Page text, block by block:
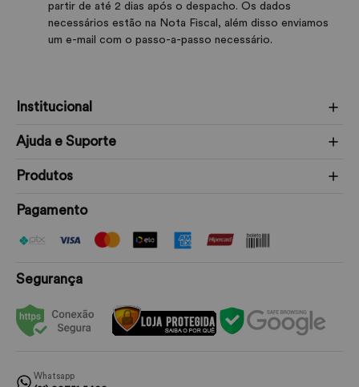
partir de até 2 dias após o despacho. Os dados
necessários estão na Nota Fiscal, além disso enviamos
um e-mail com o passo-a-passo necessário.
Whatsapp
Institucional
Ajuda e Suporte
Produtos
Pagamento
Segurança